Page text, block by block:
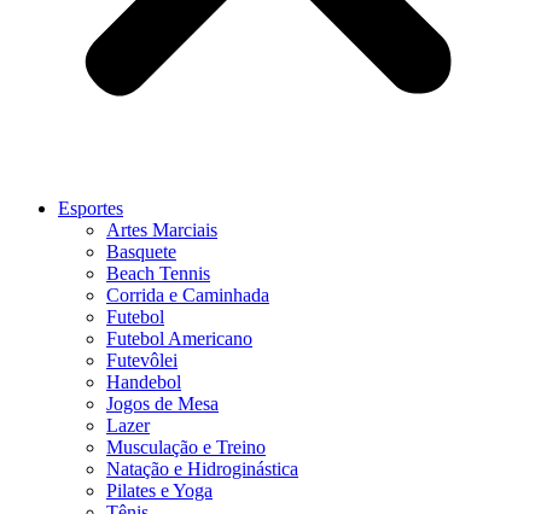
Esportes
Artes Marciais
Basquete
Beach Tennis
Corrida e Caminhada
Futebol
Futebol Americano
Futevôlei
Handebol
Jogos de Mesa
Lazer
Musculação e Treino
Natação e Hidroginástica
Pilates e Yoga